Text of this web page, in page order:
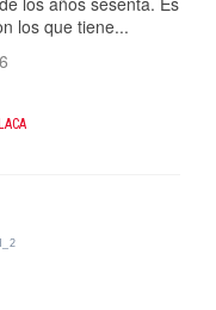
los que tiene...